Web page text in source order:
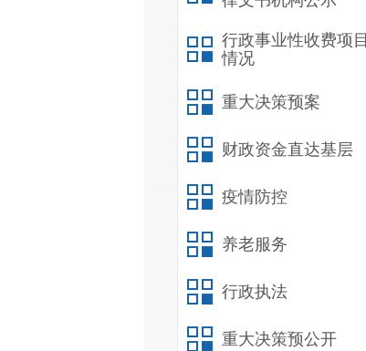
行政事业性收费项目
情况
重大决策预案
财政资金直达基层
疫情防控
养老服务
行政执法
重大决策预公开